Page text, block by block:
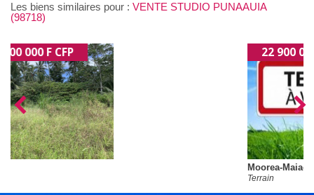
Les biens similaires pour : VENTE STUDIO PUNAAUIA
(98718)
22 900 000 F CFP